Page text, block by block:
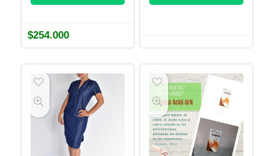
$254.000